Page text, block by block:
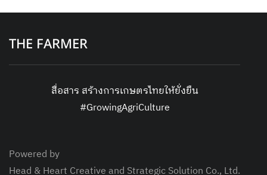
THE FARMER
สื่อสาร สร้างการเกษตรไทยให้ยั่งยืน
#GrowingAgriCulture
Powered by
Head & Heart Creative and Strategic Solution Co., Ltd.